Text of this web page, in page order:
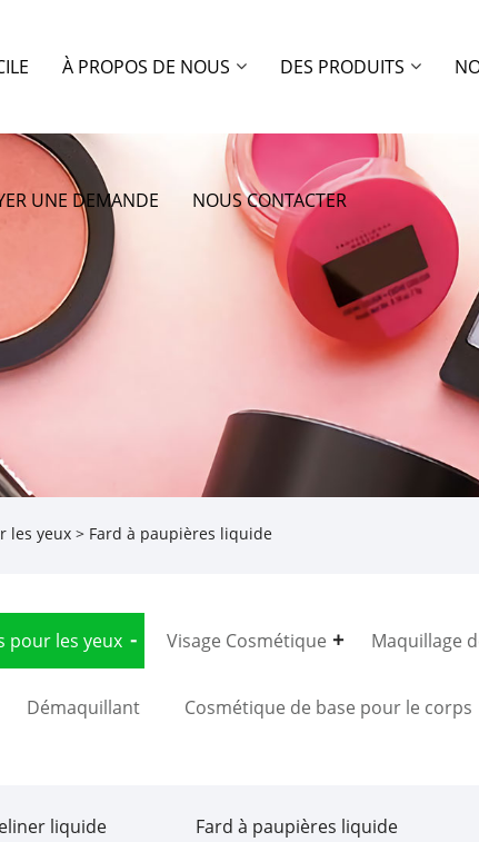
À PROPOS DE NOUS DES PRODUITS
UNE DEMANDE NOUS CONTACTER
les yeux> Fard à paupières liquide
pour les yeux Visage Cosmétique Maquillage
Démaquillant Cosmétique de base pour le corps
liquide Fard à paupières liquide